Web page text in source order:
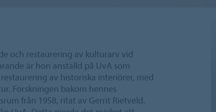
och restaurering av kulturarv vid
är hon anställd på UvA som
av historiska interiörer, med
Forskningen bakom hennes
från 1958, ritat av Gerrit Rietveld.